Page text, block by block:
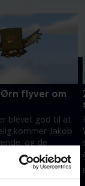
Ørn flyver om
blevet god til at
kommer Jakob
og de
for at flyve om
være den
• 6 min